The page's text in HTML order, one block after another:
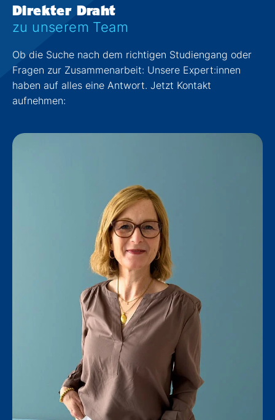
Direkter Draht
zu unserem Team
Ob die Suche nach dem richtigen Studiengang oder
Fragen zur Zusammenarbeit: Unsere Expert:innen
haben auf alles eine Antwort. Jetzt Kontakt
aufnehmen: